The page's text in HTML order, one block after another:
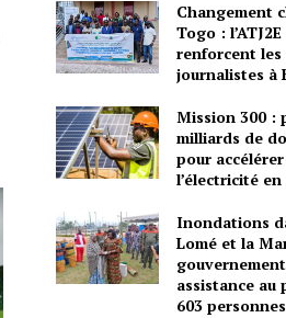
Changement
Togo :
renforcent les
journalistes à
Mission 300 :
milliards de
pour accélérer
l’électricité
Inondations
Lomé et la
assistance au
603